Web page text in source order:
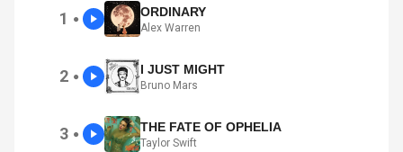
1 ● ORDINARY
Alex Warren
2 ● I JUST MIGHT
Bruno Mars
3 ● THE FATE OF OPHELIA
Taylor Swift